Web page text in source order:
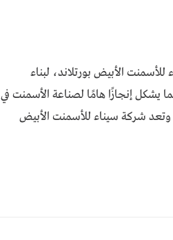
الأبيض بورتلاند، لبناء
إنجازًا هامًا لصناعة الأسمنت في
وتعد شركة سيناء للأسمنت الأبيض